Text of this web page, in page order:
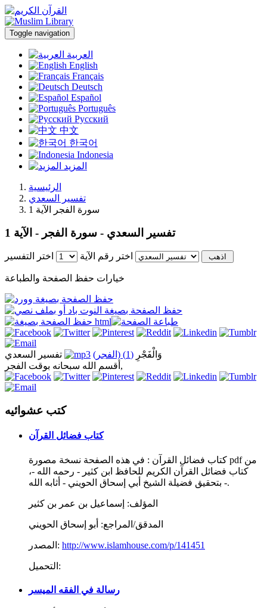
Toggle navigation
العربية
English
Français
Deutsch
Español
Português
Русский
中文
한국어
Indonesia
المزيد
الرئيسية
تفسير السعدي
سورة الفجر الآية 1
تفسير السعدي - سورة الفجر - الآية 1
اختر رقم الآية اختر التفسير
خيارات حفظ الصفحة والطباعة
وَالْفَجْرِ (1) (الفجر)
تفسير السعدي
أقسم الله سبحانه بوقت الفجر,
كتب عشوائيه
كتاب فضائل القرآن
كتاب فضائل القرآن : في هذه الصفحة نسخة مصورة pdf من
كتاب فضائل القرآن الكريم للحافظ ابن كثير - رحمه الله -،
بتحقيق فضيلة الشيخ أبي إسحاق الحويني - أثابه الله -.
المؤلف: إسماعيل بن عمر بن كثير
المدقق/المراجع: أبو إسحاق الحويني
المصدر: http://www.islamhouse.com/p/141451
التحميل:
رسالة في الفقه الميسر